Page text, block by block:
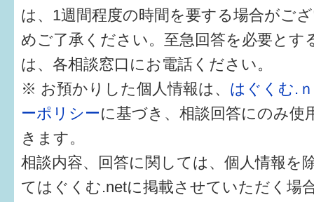
は、1週間程度の時間を要する場合がご
めご了承ください。至急回答を必要とす
は、各相談窓口にお電話ください。
※ お預かりした個人情報は、 はぐくむ.
ーポリシーに基づき、相談回答にのみ使
きます。
相談内容、回答に関しては、個人情報を
てはぐくむ.netに掲載させていただく場
さまざまな支援
子育てカレンダー
妊娠
出産〜3か月
3か月〜6か月
6か月〜1歳